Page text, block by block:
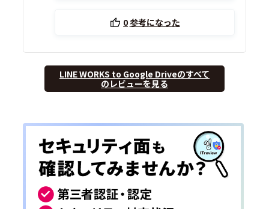
0参考になった
LINE WORKS to Google Driveのすべて
のレビューを見る